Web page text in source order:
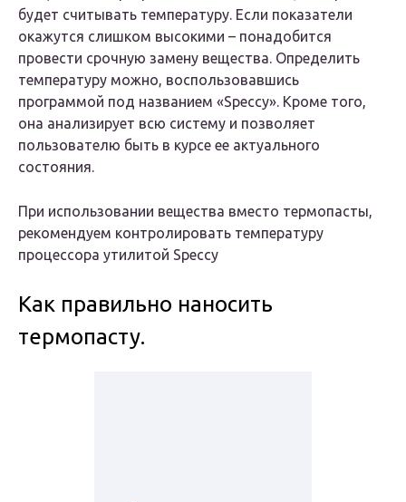
будет считывать температуру. Если показатели
окажутся слишком высокими – понадобится
провести срочную замену вещества. Определить
температуру можно, воспользовавшись
программой под названием «Speccy». Кроме того,
она анализирует всю систему и позволяет
пользователю быть в курсе ее актуального
состояния.
При использовании вещества вместо термопасты,
рекомендуем контролировать температуру
процессора утилитой Speccy
Как правильно наносить
термопасту.